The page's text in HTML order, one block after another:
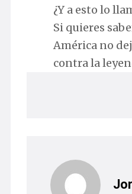
¿Y a esto lo
Si quieres
América no
contra la